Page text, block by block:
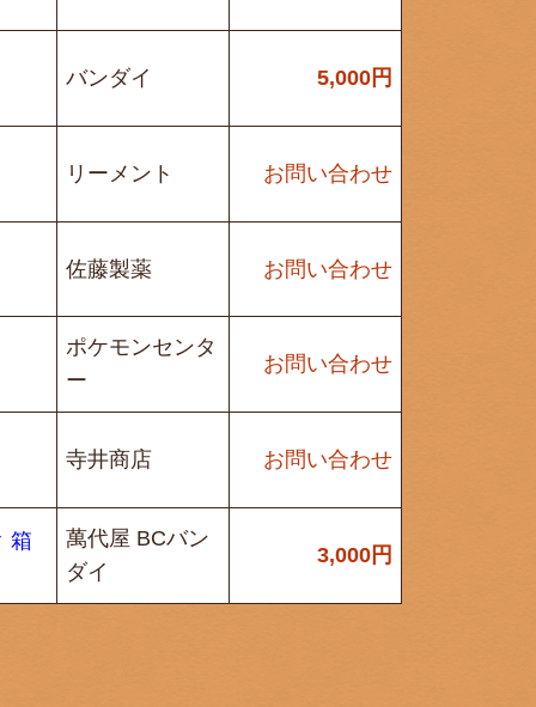
バンダイ 5,000円
リーメント お問い合わせ
佐藤製薬 お問い合わせ
ポケモンセンタ
ー
お問い合わせ
寺井商店 お問い合わせ
箱
萬代屋 BCバン
ダイ
3,000円